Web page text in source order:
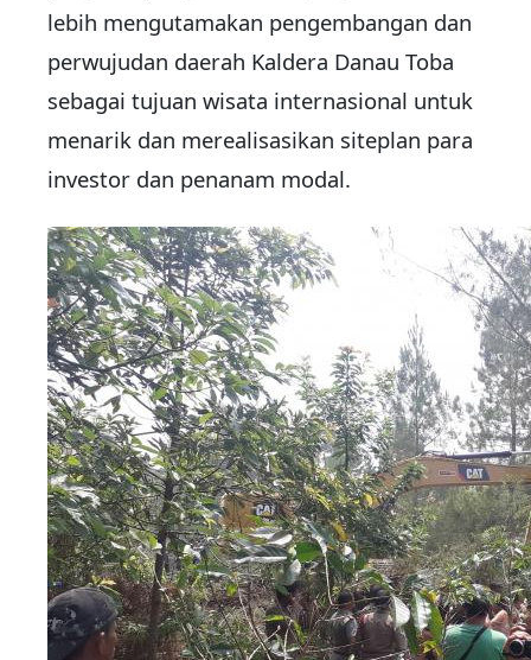
lebih mengutamakan pengembangan dan
perwujudan daerah Kaldera Danau Toba
sebagai tujuan wisata internasional untuk
menarik dan merealisasikan siteplan para
investor dan penanam modal.